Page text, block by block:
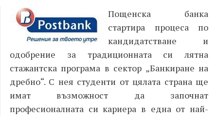
Пощенска банка
стартира процеса по
кандидатстване и
одобрение за традиционната си лятна
стажантска програма в сектор „Банкиране на
дребно“. С нея студенти от цялата страна ще
имат възможност да започнат
професионалната си кариера в една от най-